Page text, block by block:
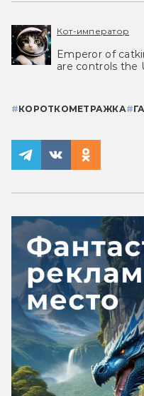
Кот-император
Emperor of
are controls the
#КОРОТКОМЕТРАЖКА#